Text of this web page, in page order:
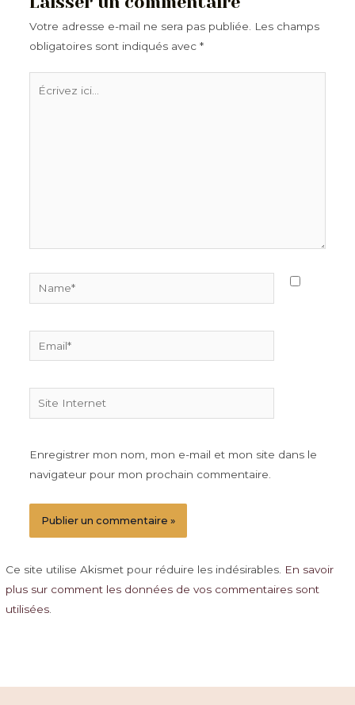
Votre adresse e-mail ne sera pas publiée.
Les champs
obligatoires sont indiqués avec *
Name*
Site
Internet
Enregistrer mon nom, mon e-mail et mon site dans le
navigateur pour mon prochain commentaire.
Ce site utilise Akismet pour réduire les indésirables. En savoir
plus sur comment les données de vos commentaires sont
utilisées